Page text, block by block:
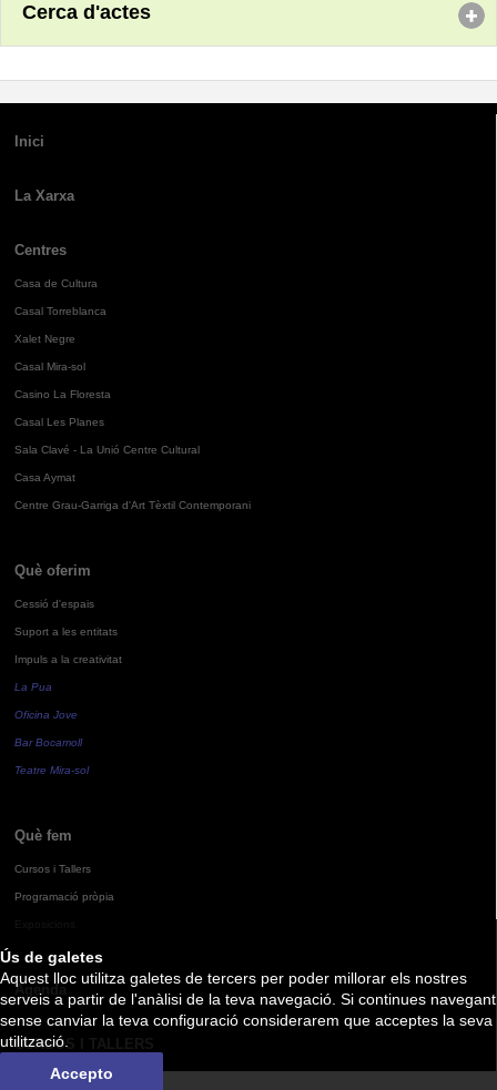
Ús de galetes
Aquest lloc utilitza galetes de tercers per poder millorar els nostres
serveis a partir de l'anàlisi de la teva navegació. Si continues navegant
sense canviar la teva configuració considerarem que acceptes la seva
utilització.
Accepto
Cerca d'actes
Inici
La Xarxa
Centres
Casa de Cultura
Casal Torreblanca
Xalet Negre
Casal Mira-sol
Casino La Floresta
Casal Les Planes
Sala Clavé - La Unió Centre Cultural
Casa Aymat
Centre Grau-Garriga d'Art Tèxtil Contemporani
Què oferim
Cessió d'espais
Suport a les entitats
Impuls a la creativitat
La Pua
Oficina Jove
Bar Bocamoll
Teatre Mira-sol
Què fem
Cursos i Tallers
Programació pròpia
Agenda
CURSOS I TALLERS